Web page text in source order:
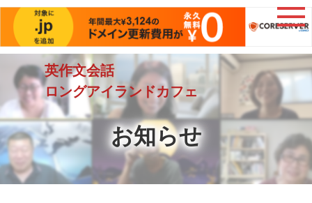
英作文会話
ロングアイランドカフェ
お知らせ